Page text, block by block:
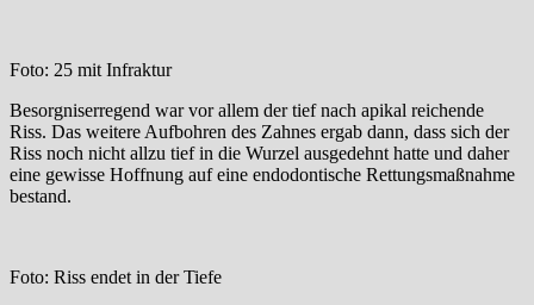
Foto: 25 mit Infraktur
Besorgniserregend war vor allem der tief nach apikal reichende
Riss. Das weitere Aufbohren des Zahnes ergab dann, dass sich der
Riss noch nicht allzu tief in die Wurzel ausgedehnt hatte und daher
eine gewisse Hoffnung auf eine endodontische Rettungsmaßnahme
bestand.
Foto: Riss endet in der Tiefe